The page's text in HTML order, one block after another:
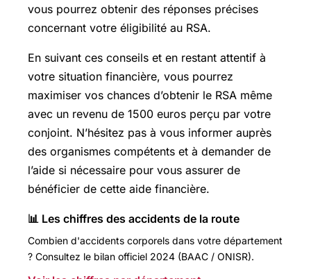
vous pourrez obtenir des réponses précises
concernant votre éligibilité au RSA.
En suivant ces conseils et en restant attentif à
votre situation financière, vous pourrez
maximiser vos chances d’obtenir le RSA même
avec un revenu de 1500 euros perçu par votre
conjoint. N’hésitez pas à vous informer auprès
des organismes compétents et à demander de
l’aide si nécessaire pour vous assurer de
bénéficier de cette aide financière.
📊 Les chiffres des accidents de la route
Combien d'accidents corporels dans votre département
? Consultez le bilan officiel 2024 (BAAC / ONISR).